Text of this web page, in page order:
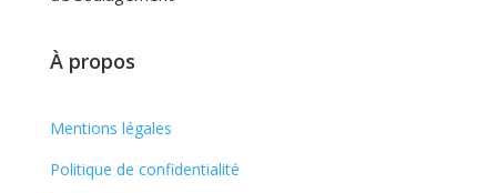
À propos
Mentions légales
Politique de confidentialité